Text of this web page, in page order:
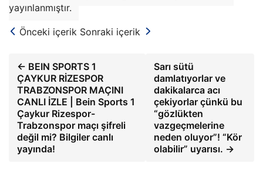
yayınlanmıştır.
Önceki içerik Sonraki içerik
← BEIN SPORTS 1
ÇAYKUR RİZESPOR
TRABZONSPOR MAÇINI
CANLI İZLE | Bein Sports 1
Çaykur Rizespor-
Trabzonspor maçı şifreli
değil mi? Bilgiler canlı
yayında!
Sarı sütü
damlatıyorlar ve
dakikalarca acı
çekiyorlar çünkü bu
“gözlükten
vazgeçmelerine
neden oluyor”! “Kör
olabilir” uyarısı. →